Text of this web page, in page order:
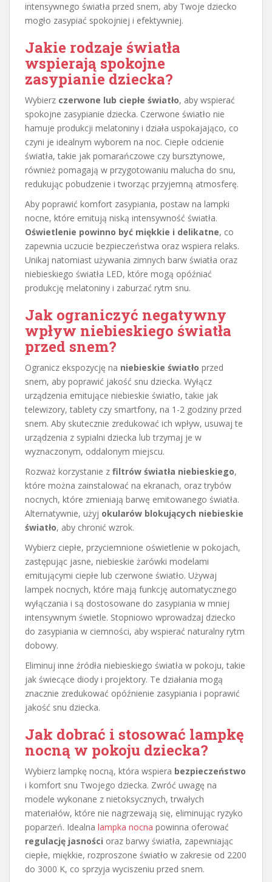
intensywnego światła przed snem, aby Twoje dziecko
mogło zasypiać spokojniej i efektywniej.
Jakie rodzaje światła
wspierają spokojne
zasypianie dziecka?
Wybierz czerwone lub ciepłe światło, aby wspierać
spokojne zasypianie dziecka. Czerwone światło nie
hamuje produkcji melatoniny i działa uspokajająco, co
czyni je idealnym wyborem na noc. Ciepłe odcienie
światła, takie jak pomarańczowe czy bursztynowe,
również pomagają w przygotowaniu malucha do snu,
redukując pobudzenie i tworząc przyjemną atmosferę.
Aby poprawić komfort zasypiania, postaw na lampki
nocne, które emitują niską intensywność światła.
Oświetlenie powinno być miękkie i delikatne, co
zapewnia uczucie bezpieczeństwa oraz wspiera relaks.
Unikaj natomiast używania zimnych barw światła oraz
niebieskiego światła LED, które mogą opóźniać
produkcję melatoniny i zaburzać rytm snu.
Jak ograniczyć negatywny
wpływ niebieskiego światła
przed snem?
Ogranicz ekspozycję na niebieskie światło przed
snem, aby poprawić jakość snu dziecka. Wyłącz
urządzenia emitujące niebieskie światło, takie jak
telewizory, tablety czy smartfony, na 1-2 godziny przed
snem. Aby skutecznie zredukować ich wpływ, usuwaj te
urządzenia z sypialni dziecka lub trzymaj je w
wyznaczonym, oddalonym miejscu.
Rozważ korzystanie z filtrów światła niebieskiego,
które można zainstalować na ekranach, oraz trybów
nocnych, które zmieniają barwę emitowanego światła.
Alternatywnie, użyj okularów blokujących niebieskie
światło, aby chronić wzrok.
Wybierz ciepłe, przyciemnione oświetlenie w pokojach,
zastępując jasne, niebieskie żarówki modelami
emitującymi ciepłe lub czerwone światło. Używaj
lampek nocnych, które mają funkcję automatycznego
wyłączania i są dostosowane do zasypiania w mniej
intensywnym świetle. Stopniowo wprowadzaj dziecko
do zasypiania w ciemności, aby wspierać naturalny rytm
dobowy.
Eliminuj inne źródła niebieskiego światła w pokoju, takie
jak świecące diody i projektory. Te działania mogą
znacznie zredukować opóźnienie zasypiania i poprawić
jakość snu dziecka.
Jak dobrać i stosować lampkę
nocną w pokoju dziecka?
Wybierz lampkę nocną, która wspiera bezpieczeństwo
i komfort snu Twojego dziecka. Zwróć uwagę na
modele wykonane z nietoksycznych, trwałych
materiałów, które nie nagrzewają się, eliminując ryzyko
poparzeń. Idealna lampka nocna powinna oferować
regulację jasności oraz barwy światła, zapewniając
ciepłe, miękkie, rozproszone światło w zakresie od 2200
do 3000 K, co sprzyja wyciszeniu przed snem.